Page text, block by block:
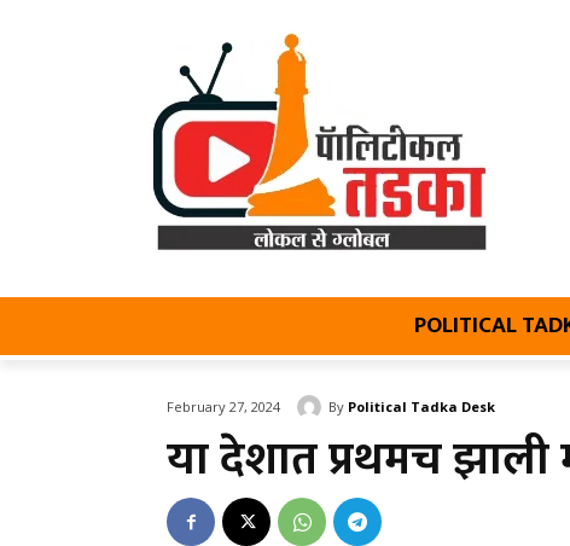
POLITICAL
February 27, 2024 By Political Tadka Desk
या देशात प्रथमच झाली